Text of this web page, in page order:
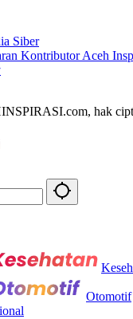
Siber
Kontributor Aceh
hak
Otomotif